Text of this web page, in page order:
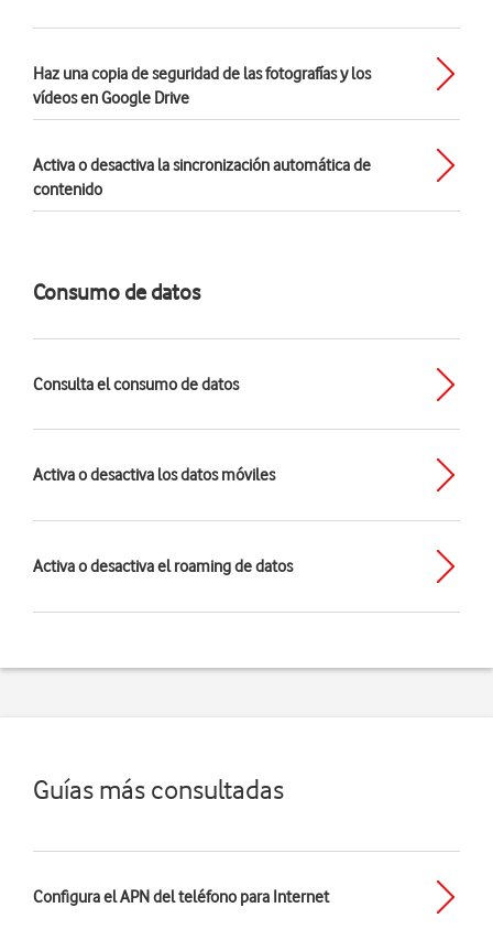
Haz una copia de seguridad de las fotografías y los
vídeos en Google Drive
Activa o desactiva la sincronización automática de
contenido
Consumo de datos
Consulta el consumo de datos
Activa o desactiva los datos móviles
Activa o desactiva el roaming de datos
Guías más consultadas
Configura el APN del teléfono para Internet